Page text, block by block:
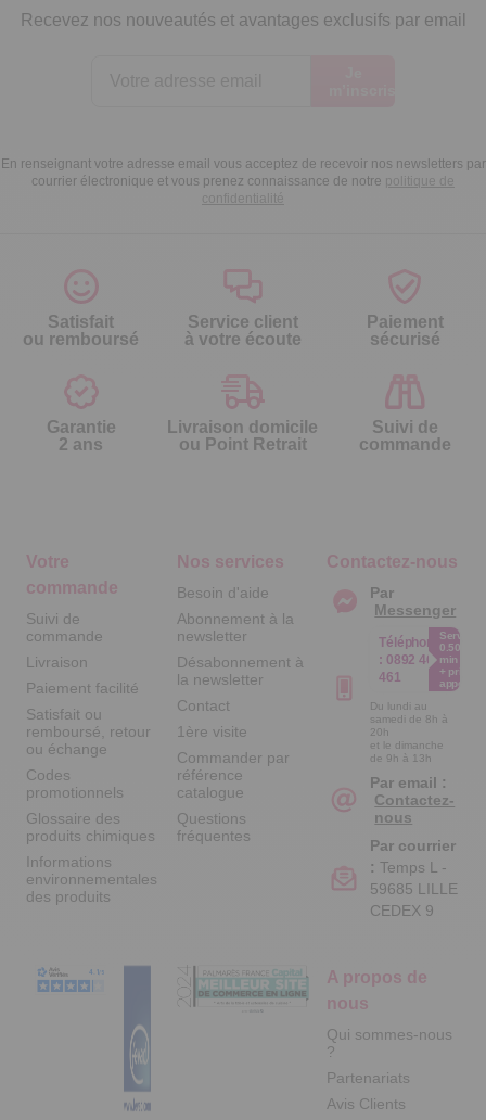
Recevez nos nouveautés et avantages exclusifs par email
En renseignant votre adresse email vous acceptez de recevoir nos newsletters par
courrier électronique et vous prenez connaissance de notre politique de
confidentialité
Satisfait
ou remboursé
Service client
à votre écoute
Paiement
sécurisé
Garantie
2 ans
Livraison domicile
ou Point Retrait
Suivi de
commande
Votre
commande
Suivi de
commande
Livraison
Paiement facilité
Satisfait ou
remboursé, retour
ou échange
Codes
promotionnels
Glossaire des
produits chimiques
Informations
environnementales
des produits
Nos services
Besoin d'aide
Abonnement à la
newsletter
Désabonnement à
la newsletter
Contact
1ère visite
Commander par
référence
catalogue
Questions
fréquentes
A propos de
nous
Qui sommes-nous
?
Partenariats
Avis Clients
Contactez-nous
Par
Messenger
Téléphone
: 0892 461
461
Service
0.50€ /
min
+ prix
appel
Du lundi au
samedi de 8h à
20h
et le dimanche
de 9h à 13h
Par email :
Contactez-
nous
Par courrier
: Temps L -
59685 LILLE
CEDEX 9